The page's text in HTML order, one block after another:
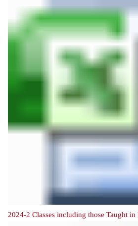
2024-2 Classes including those Taught